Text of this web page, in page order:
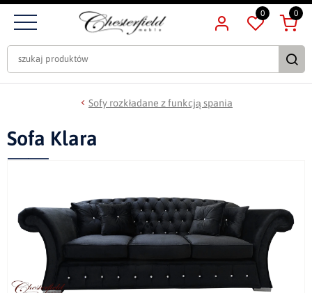
0 0
Sofy rozkładane z funkcją spania
Sofa Klara